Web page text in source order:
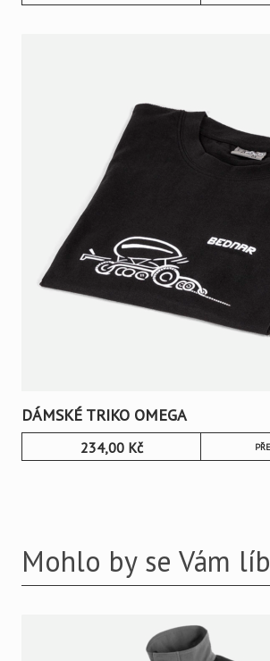
DÁMSKÉ TRIKO OMEGA
234,00 Kč
Mohlo by se Vám